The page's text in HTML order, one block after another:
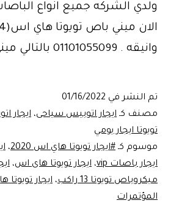
ولدي الشركه جميع انواع
وانيقه . 01101055099 بالتالي ميني باص تويوتا هاي اس يمكن…
تم النشر في 01/16/2022
مصنف كـ ايجار اتوبيس سياحى، ايجار
تويوتا ايجار يومي
موسوم كـ #ايجار تويوتا هاي اس 2020 ،
ايجار باصات vip
، ايجار تويوتا هاى اس،
ميكروباص تويوتا 13 راكب
، ايجار تويوتا
المؤتمرات